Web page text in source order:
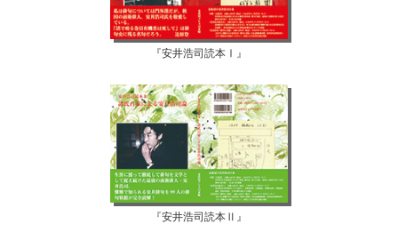
『安井浩司読本Ⅰ』
『安井浩司読本Ⅱ』